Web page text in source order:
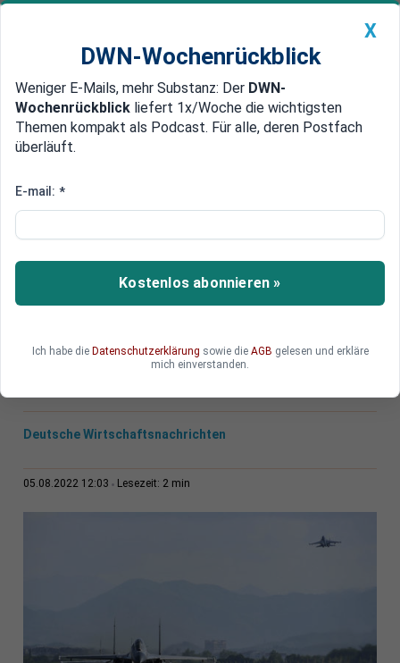
Newsticker MEIN DWN: Geldanlage Premium
Edelmetalle DWN-Magazin China
China verhängt Sanktionen
Taipeh
China hat Sanktionen gegen die US-
Spitzenpolitikerin Nancy Pelosi beschlossen und
fortgesetzt.
Deutsche Wirtschaftsnachrichten
05.08.2022 12:03 Lesezeit: 2 min
X
DWN-Wochenrückblick
Weniger E-Mails, mehr Substanz: Der DWN-
Wochenrückblick liefert 1x/Woche die wichtigsten
Themen kompakt als Podcast. Für alle, deren Postfach
überläuft.
E-mail: *
Kostenlos abonnieren »
Ich habe die Datenschutzerklärung sowie die AGB gelesen und erkläre
mich einverstanden.